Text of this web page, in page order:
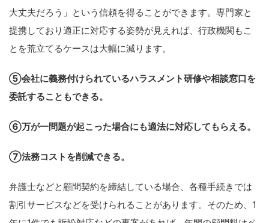
大丈夫だろう」という信頼を得ることができます。専門家と
提携しており適正に対応する姿勢が見えれば、行政機関もこ
とを荒立てるケースは大幅に減ります。
⑤会社に義務付けられているハラスメント研修や相談窓口を
委託することもできる。
⑥万が一問題が起こった場合にも適法に対応してもらえる。
⑦法務コストを削減できる。
弁護士などと顧問契約を締結している場合、各種手続きでは
割引サービスなどを受けられることがあります。そのため、1